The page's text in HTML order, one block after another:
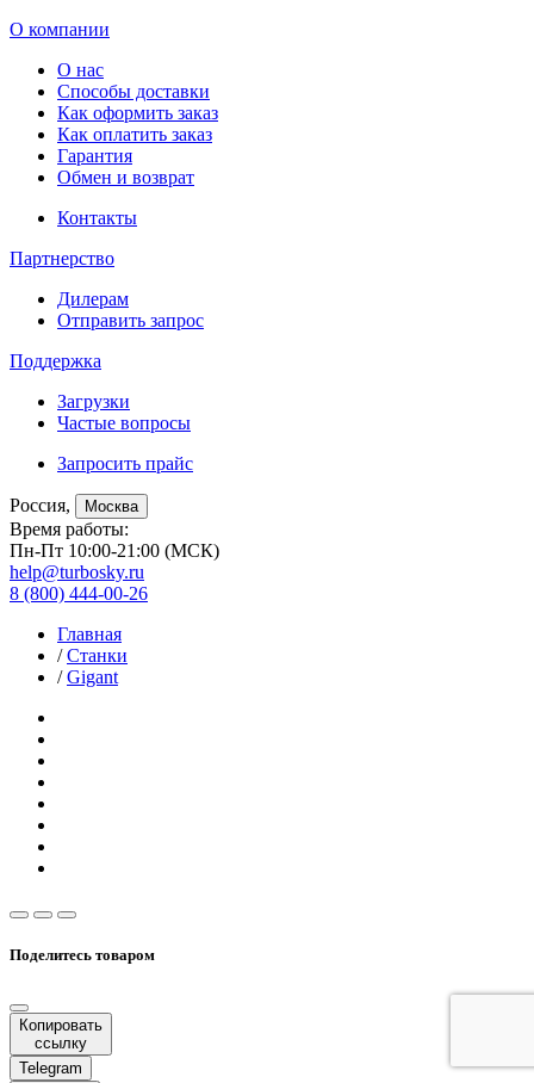
О компании
О нас
Способы доставки
Как оформить заказ
Как оплатить заказ
Гарантия
Обмен и возврат
Контакты
Партнерство
Дилерам
Отправить запрос
Поддержка
Загрузки
Частые вопросы
Запросить прайс
Россия, Москва
Время работы:
Пн-Пт 10:00-21:00 (МСК)
help@turbosky.ru
8 (800) 444-00-26
Главная
/Станки
/Gigant
Поделитесь товаром
Копировать
ссылку
Telegram